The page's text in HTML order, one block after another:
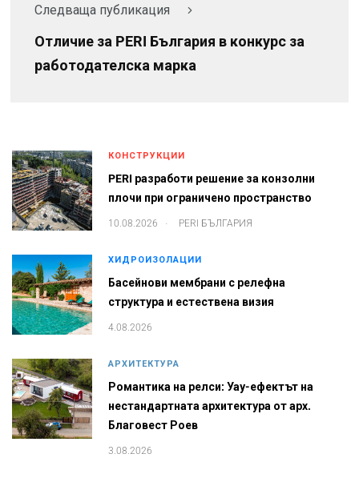
Следваща публикация
Отличие за PERI България в конкурс за
работодателска марка
КОНСТРУКЦИИ
PERI разработи решение за конзолни
плочи при ограничено пространство
10.08.2026 PERI БЪЛГАРИЯ
ХИДРОИЗОЛАЦИИ
Басейнови мембрани с релефна
структура и естествена визия
4.08.2026
АРХИТЕКТУРА
Романтика на релси: Уау-ефектът на
нестандартната архитектура от арх.
Благовест Роев
3.08.2026